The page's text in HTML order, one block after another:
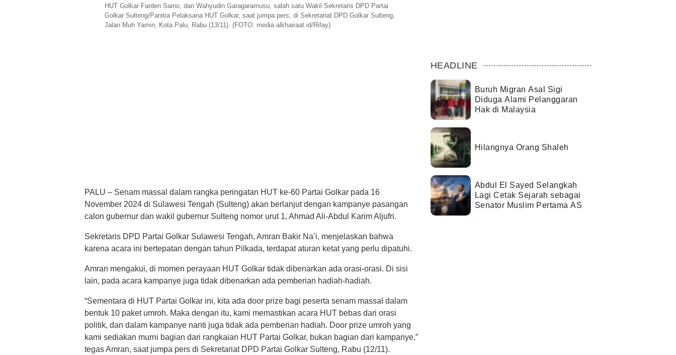
HUT Golkar Farden Saino, dan Wahyudin Garagaramusu, salah satu Wakil Sekretaris DPD Partai
Golkar Sulteng/Panitia Pelaksana HUT Golkar, saat jumpa pers, di Sekretariat DPD Golkar Sulteng,
Jalan Muh Yamin, Kota Palu, Rabu (13/11). (FOTO: media.alkhairaat.id/Rifay)
PALU – Senam massal dalam rangka peringatan HUT ke-60 Partai Golkar pada 16
November 2024 di Sulawesi Tengah (Sulteng) akan berlanjut dengan kampanye pasangan
calon gubernur dan wakil gubernur Sulteng nomor urut 1, Ahmad Ali-Abdul Karim Aljufri.
Sekretaris DPD Partai Golkar Sulawesi Tengah, Amran Bakir Na’i, menjelaskan bahwa
karena acara ini bertepatan dengan tahun Pilkada, terdapat aturan ketat yang perlu dipatuhi.
Amran mengakui, di momen perayaan HUT Golkar tidak dibenarkan ada orasi-orasi. Di sisi
lain, pada acara kampanye juga tidak dibenarkan ada pemberian hadiah-hadiah.
“Sementara di HUT Partai Golkar ini, kita ada door prize bagi peserta senam massal dalam
bentuk 10 paket umroh. Maka dengan itu, kami memastikan acara HUT bebas dari orasi
politik, dan dalam kampanye nanti juga tidak ada pemberian hadiah. Door prize umroh yang
kami sediakan murni bagian dari rangkaian HUT Partai Golkar, bukan bagian dari kampanye,”
tegas Amran, saat jumpa pers di Sekretariat DPD Partai Golkar Sulteng, Rabu (12/11).
HEADLINE
Buruh Migran Asal Sigi
Diduga Alami Pelanggaran
Hak di Malaysia
Hilangnya Orang Shaleh
Abdul El Sayed Selangkah
Lagi Cetak Sejarah sebagai
Senator Muslim Pertama AS